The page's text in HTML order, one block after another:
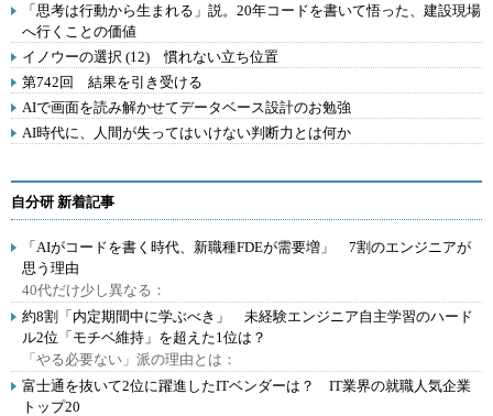
「思考は行動から生まれる」説。20年コードを書いて悟った、建設現場
へ行くことの価値
イノウーの選択 (12) 慣れない立ち位置
第742回 結果を引き受ける
AIで画面を読み解かせてデータベース設計のお勉強
AI時代に、人間が失ってはいけない判断力とは何か
自分研 新着記事
「AIがコードを書く時代、新職種FDEが需要増」 7割のエンジニアが
思う理由
40代だけ少し異なる：
約8割「内定期間中に学ぶべき」 未経験エンジニア自主学習のハード
ル2位「モチベ維持」を超えた1位は？
「やる必要ない」派の理由とは：
富士通を抜いて2位に躍進したITベンダーは？ IT業界の就職人気企業
トップ20